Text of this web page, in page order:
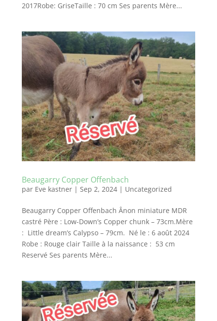
2017Robe: GriseTaille : 70 cm Ses parents Mère...
Beaugarry Copper Offenbach
par Eve kastner| Sep 2, 2024| Uncategorized
Beaugarry Copper Offenbach Ânon miniature MDR
castré Père : Low-Down’s Copper chunk – 73cm.Mère
: Little dream’s Calypso – 79cm. Né le : 6 août 2024
Robe : Rouge clair Taille à la naissance : 53 cm
Reservé Ses parents Mère...